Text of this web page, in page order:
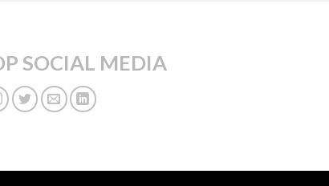
SOCIAL MEDIA